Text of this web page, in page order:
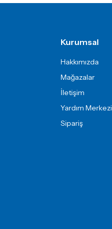
Kurumsal
Hakkımızda
Mağazalar
İletişim
Yardım Merkezi
Sipariş